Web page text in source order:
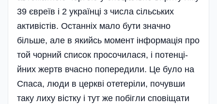
39 євреїв і 2 українці з числа сільських
активістів. Остан­ніх мало бути значно
більше, але в якийсь момент інформація про
той чорний список просочилася, і потенці­
йних жертв вчасно попередили. Це було на
Спаса, люди в церкві отетеріли, почувши
таку лиху вістку і тут же побігли сповіщати